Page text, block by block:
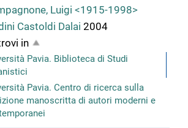
Luigi <1915-1998>
Castoldi Dalai2004
in
Pavia. Biblioteca di Studi
Pavia. Centro di ricerca sulla
manoscritta di autori moderni e